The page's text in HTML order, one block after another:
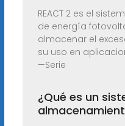
REACT 2 es el
de energía
almacenar el
su uso en
—Serie
¿Qué es un